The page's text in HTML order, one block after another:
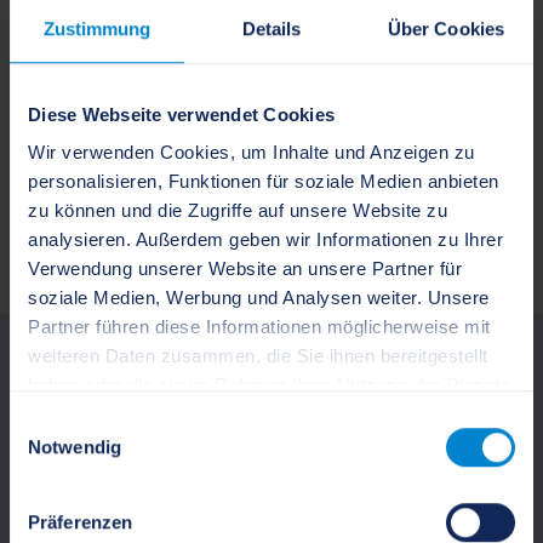
Zustimmung Details Über Cookies
Diese Webseite verwendet Cookies
Wir verwenden Cookies, um Inhalte und Anzeigen zu
personalisieren, Funktionen für soziale Medien anbieten
zu können und die Zugriffe auf unsere Website zu
analysieren. Außerdem geben wir Informationen zu Ihrer
Verwendung unserer Website an unsere Partner für
soziale Medien, Werbung und Analysen weiter. Unsere
Partner führen diese Informationen möglicherweise mit
weiteren Daten zusammen, die Sie ihnen bereitgestellt
Notwendig
Präferenzen
Zuständigkeitssuche
wählen Sie einen anderen Suchbegriff oder eine
andere Lebenslage aus.
ZURÜCK ZUR SUCHAUSWAHL
Stadt Schleswig
8:30 Uhr bis 12:00 Uhr
Donnerstag zusätzlich